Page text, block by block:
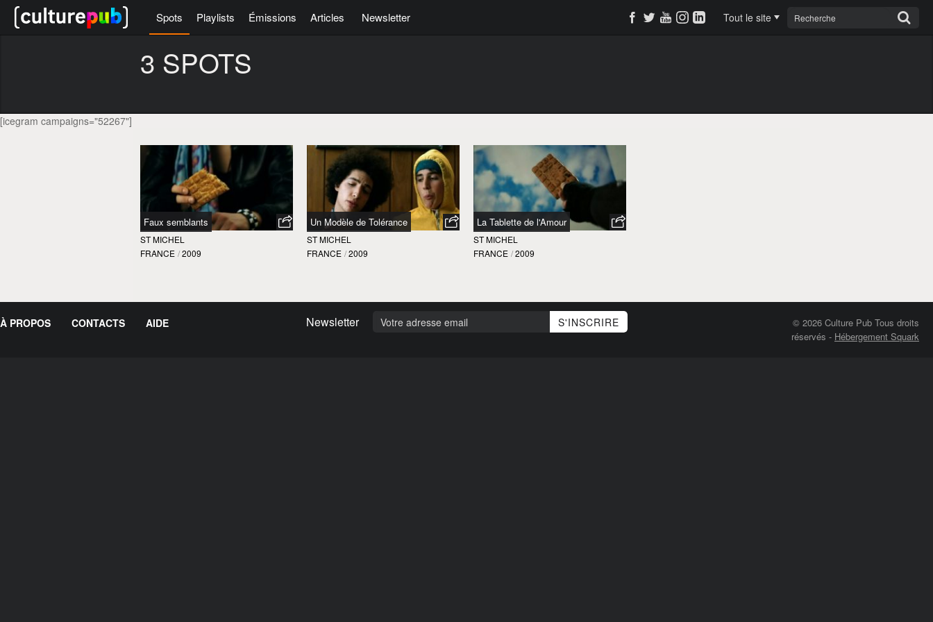
Spots Playlists Émissions Articles Newsletter Tout le site
3 SPOTS
[icegram campaigns="52267"]
Faux semblants
ST MICHEL
FRANCE / 2009
Un Modèle de Tolérance
ST MICHEL
FRANCE / 2009
La Tablette de l'Amour
ST MICHEL
FRANCE / 2009
À PROPOS CONTACTS AIDE Newsletter
© 2026 Culture Pub Tous droits
réservés - Hébergement Squark